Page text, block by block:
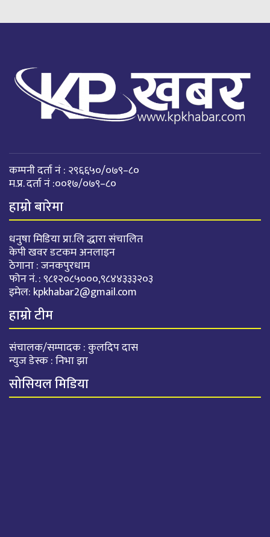
कम्पनी दर्ता नं : २९६६५०/०७९–८०
म.प्र. दर्ता नं :००१७/०७९–८०
हाम्रो बारेमा
धनुषा मिडिया प्रा.लि द्धारा संचालित
केपी खवर डटकम अनलाइन
ठेगाना : जनकपुरधाम
फोन नं. : ९८१२०८५०००,९८४४३३३२०३
इमेल: kpkhabar2@gmail.com
हाम्रो टीम
संचालक/सम्पादक : कुलदिप दास
न्युज डेस्क : निभा झा
सोसियल मिडिया